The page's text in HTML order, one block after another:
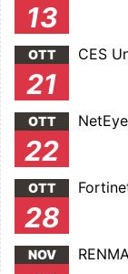
13
OTT
21
CES
OTT
22
OTT
28
NOV